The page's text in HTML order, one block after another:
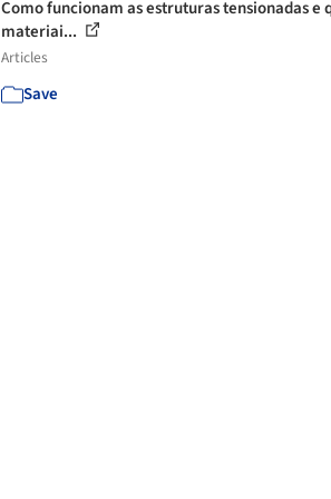
Como funcionam as estruturas tensionadas e
materiai...
Articles
Save